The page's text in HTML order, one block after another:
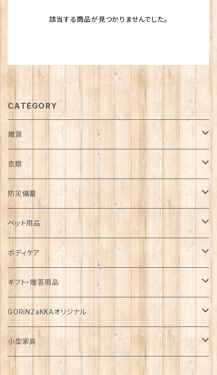
該当する商品が見つかりませんでした。
CATEGORY
雑貨
日用品雑貨
インテリア
カゴ・バスケット
エコバッグ
花瓶
鏡
お風呂・ランドリー
タオル
服飾雑貨
帽子
アクセサリー
マフラー・ストール
ブランケット
バッグ
カゴバッグ
キッチン雑貨
食器
お箸
カトラリー
ストロー
ポット・急須
ガーデン雑貨
ジョウロ
鉢
はさみ
支柱
ステーショナリー
紙類
ノート
カード
ミニチュア
アウトドア
手芸用品
衣類
アウター
コート
ダウン
ジャケット
パーカー・ウィンドブレーカー
カーディガン
ベスト
トップス
長袖
半袖
五分丈、七分丈
ニット
タンクトップ
ボトムス
スカート
キュロット
ワイドパンツ
パンツ
ワンピース・チュニック
ルームウェア・パジャマ
アンダーウェア
レッグウェア
防災備蓄
防災用品
下着
食器・カトラリー
バッテリー
ブランケット・寝具
食料
パックご飯
お餅
麺類
穀物
飲料
水・炭酸水
ジュース
コーヒー
ペーパー類
トイレットペーパー
ティッシュペーパー
ライト
ろうそく
ペット用品
ドライフード
犬用
猫用
メダカ
ウェットフード
無添加・手作り（犬用）
猫用
缶詰
犬用
猫用
レトルト食品
犬用
おやつ
ボディケア
基礎化粧品
化粧水
乳液
医薬部外品
メイク用品
ボディーソープ
ヘアケア
ギフト・贈答用品
食品・飲料
食器類
タオル
GORiNZaKKAオリジナル
アパレル
Tシャツ
アクセサリー
小型家具
スツール